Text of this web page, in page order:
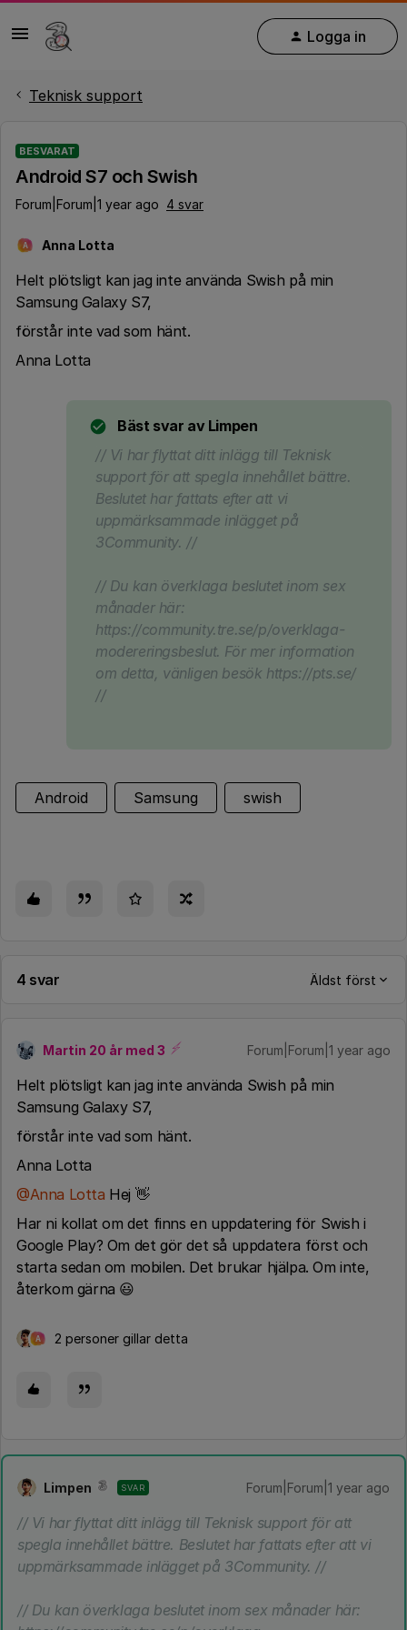
Logga in
Teknisk support
BESVARAT
Android S7 och Swish
Forum|Forum|1 year ago 4 svar
A Anna Lotta
Helt plötsligt kan jag inte använda Swish på min
Samsung Galaxy S7,
förstår inte vad som hänt.
Anna Lotta
Bäst svar av Limpen
// Vi har flyttat ditt inlägg till Teknisk
support för att spegla innehållet bättre.
Beslutet har fattats efter att vi
uppmärksammade inlägget på
3Community. //
// Du kan överklaga beslutet inom sex
månader här:
https://community.tre.se/p/overklaga-
modereringsbeslut. För mer information
om detta, vänligen besök https://pts.se/
//
Android Samsung swish
4 svar Äldst först
Martin 20 år med 3 Forum|Forum|1 year ago
Helt plötsligt kan jag inte använda Swish på min
Samsung Galaxy S7,
förstår inte vad som hänt.
Anna Lotta
@Anna Lotta Hej 👋
Har ni kollat om det finns en uppdatering för Swish i
Google Play? Om det gör det så uppdatera först och
starta sedan om mobilen. Det brukar hjälpa. Om inte,
återkom gärna 😃
A 2 personer gillar detta
Limpen SVAR Forum|Forum|1 year ago
// Vi har flyttat ditt inlägg till Teknisk support för att
spegla innehållet bättre. Beslutet har fattats efter att vi
uppmärksammade inlägget på 3Community. //
// Du kan överklaga beslutet inom sex månader här: